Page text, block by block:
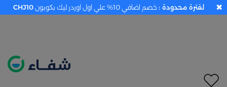
لفترة محدودة : خصم اضافي 10% علي اول اوردر ليك بكوبون CHJ10 ✖